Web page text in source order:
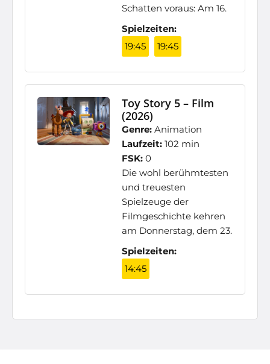
Schatten voraus: Am 16.
Spielzeiten:
19:45
19:45
Toy Story 5 – Film
(2026)
Genre: Animation
Laufzeit: 102 min
FSK: 0
Die wohl berühmtesten
und treuesten
Spielzeuge der
Filmgeschichte kehren
am Donnerstag, dem 23.
Spielzeiten:
14:45